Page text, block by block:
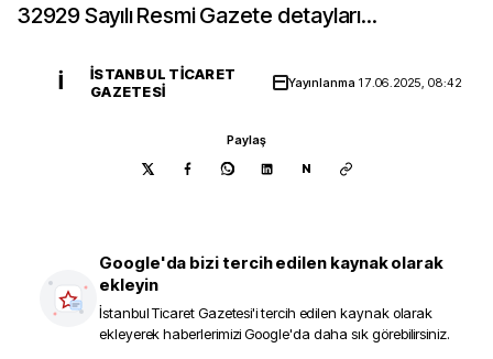
32929 Sayılı Resmi Gazete detayları...
İ
İSTANBUL TICARET
GAZETESI
Yayınlanma 17.06.2025, 08:42
Paylaş
N
Google'da bizi tercih edilen kaynak olarak
ekleyin
İstanbul Ticaret Gazetesi'i tercih edilen kaynak olarak
ekleyerek haberlerimizi Google'da daha sık görebilirsiniz.